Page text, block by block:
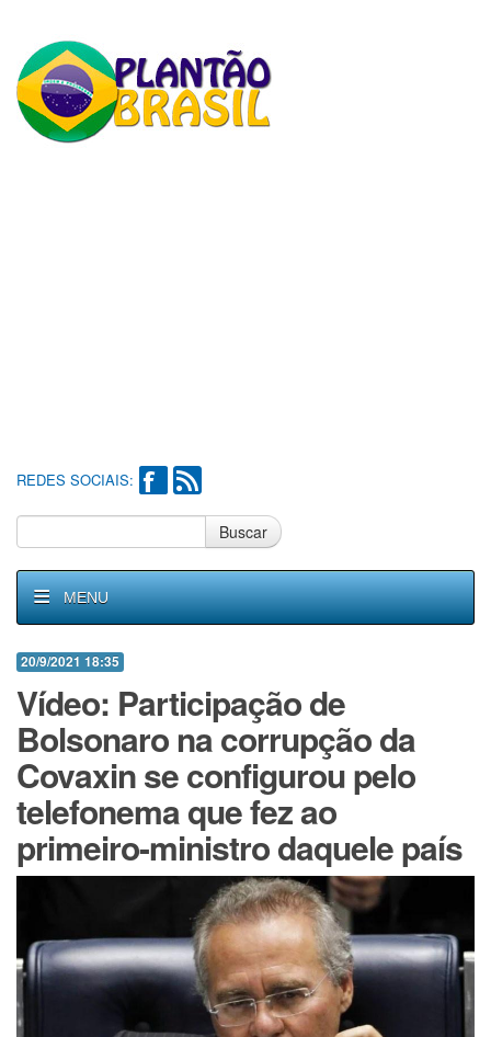
REDES SOCIAIS:
Buscar
MENU
20/9/2021 18:35
Vídeo: Participação de
Bolsonaro na corrupção da
Covaxin se configurou pelo
telefonema que fez ao
primeiro-ministro daquele país